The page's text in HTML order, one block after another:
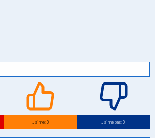
J’aime: 0 J’aime pas: 0